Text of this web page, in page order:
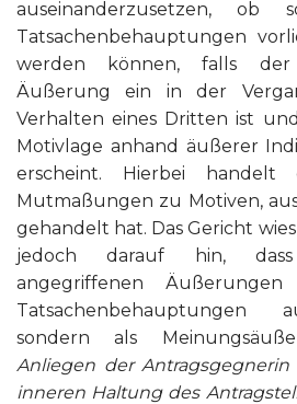
auseinanderzusetzen, ob
Tatsachenbehauptungen
werden können, falls der
Äußerung ein in der
Verhalten eines Dritten ist
Motivlage anhand äußerer
erscheint. Hierbei
Mutmaßungen zu Motiven,
gehandelt hat. Das Gericht
jedoch darauf hin,
angegriffenen
Tatsachenbehauptungen
sondern als
Anliegen der
inneren Haltung des